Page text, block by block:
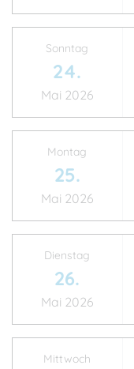
Sonntag
24.
Mai 2026
Montag
25.
Mai 2026
Dienstag
26.
Mai 2026
Mittwoch